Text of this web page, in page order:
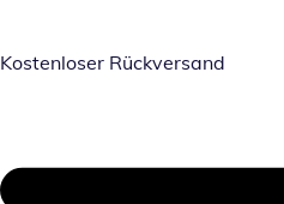
Kostenloser Rückversand